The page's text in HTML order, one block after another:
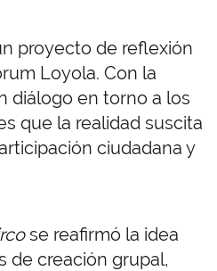
proyecto de reflexión
Loyola. Con la
diálogo en torno a los
que la realidad suscita
ciudadana y
se reafirmó la idea
de creación grupal,